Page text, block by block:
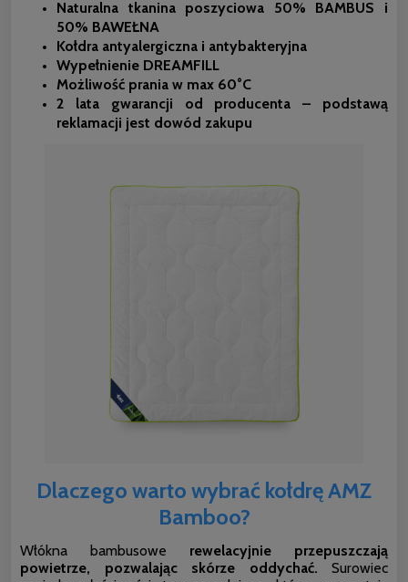
Naturalna tkanina poszyciowa 50% BAMBUS i
50% BAWEŁNA
Kołdra antyalergiczna i antybakteryjna
Wypełnienie DREAMFILL
Możliwość prania w max 60°C
2 lata gwarancji od producenta – podstawą
reklamacji jest dowód zakupu
Dlaczego warto wybrać kołdrę AMZ
Bamboo?
Włókna bambusowe rewelacyjnie przepuszczają
powietrze, pozwalając skórze oddychać. Surowiec